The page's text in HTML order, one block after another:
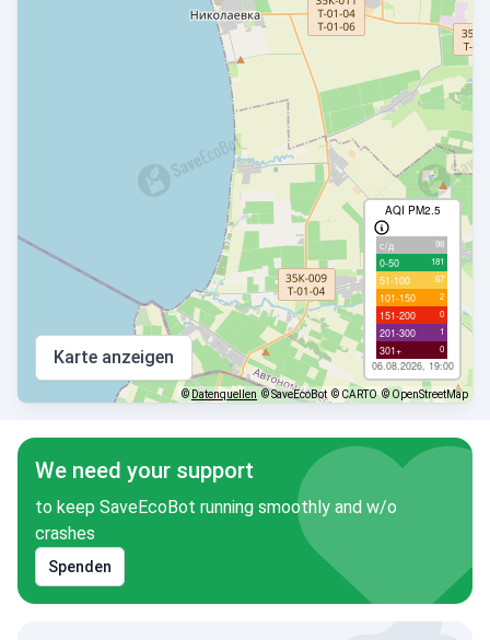
AQI PM2.5
с/д 98
0-50 181
51-100 67
101-150 2
151-200 0
201-300 1
301+ 0
06.08.2026, 19:00
Karte anzeigen
© Datenquellen © SaveEcoBot © CARTO © OpenStreetMap
We need your support
to keep SaveEcoBot running smoothly and w/o
crashes
Spenden